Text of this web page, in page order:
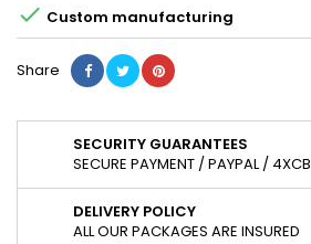
 Custom manufacturing
Share
SECURITY GUARANTEES
SECURE PAYMENT / PAYPAL / 4XCB
DELIVERY POLICY
ALL OUR PACKAGES ARE INSURED